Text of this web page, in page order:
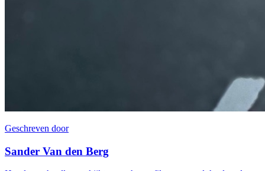
Geschreven door
Sander Van den Berg